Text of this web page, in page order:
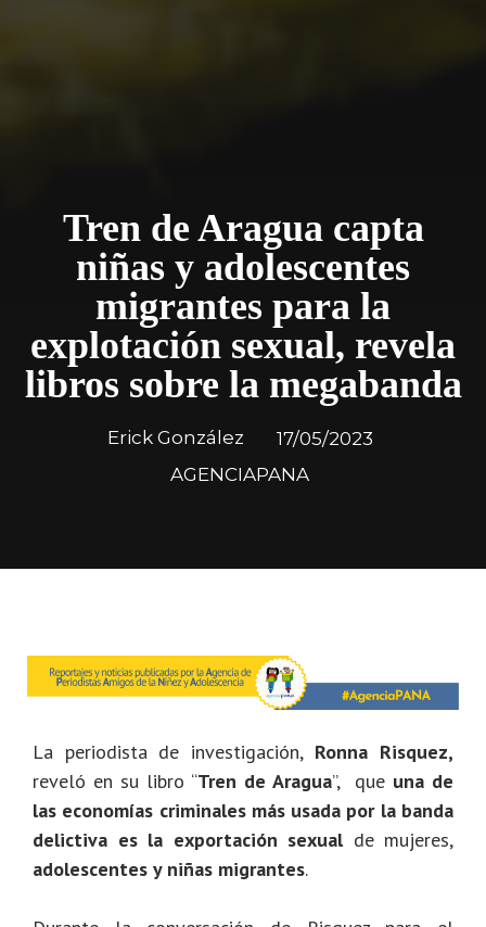
Tren de Aragua capta
niñas y adolescentes
migrantes para la
explotación sexual, revela
libros sobre la megabanda
Erick González
17/05/2023
AGENCIAPANA
La periodista de investigación,Ronna Risquez,
reveló en su libro “Tren de Aragua”, que una de
las economías criminales más usada por la banda
delictiva es la exportación sexualde mujeres,
adolescentes y niñas migrantes.